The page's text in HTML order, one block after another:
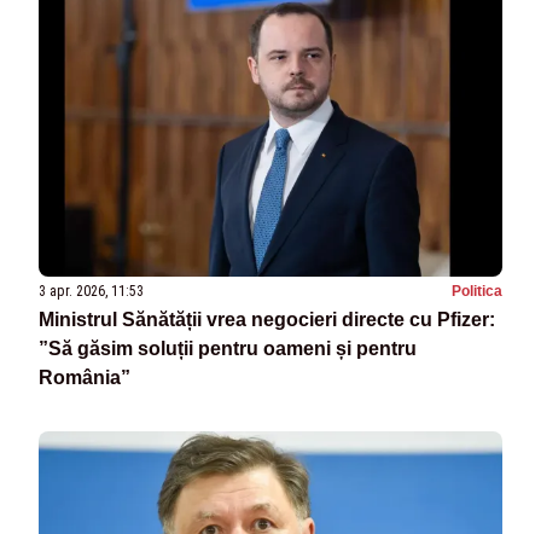
3 apr. 2026, 11:53 Politica
Ministrul Sănătății vrea negocieri directe cu Pfizer:
”Să găsim soluții pentru oameni și pentru
România”